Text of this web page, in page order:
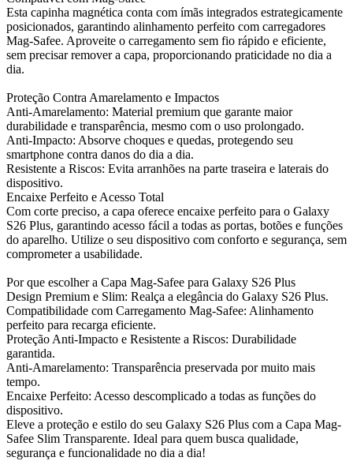
Esta capinha magnética conta com ímãs integrados estrategicamente
posicionados, garantindo alinhamento perfeito com carregadores
Mag-Safee. Aproveite o carregamento sem fio rápido e eficiente,
sem precisar remover a capa, proporcionando praticidade no dia a
dia.
Proteção Contra Amarelamento e Impactos
Anti-Amarelamento: Material premium que garante maior
durabilidade e transparência, mesmo com o uso prolongado.
Anti-Impacto: Absorve choques e quedas, protegendo seu
smartphone contra danos do dia a dia.
Resistente a Riscos: Evita arranhões na parte traseira e laterais do
dispositivo.
Encaixe Perfeito e Acesso Total
Com corte preciso, a capa oferece encaixe perfeito para o Galaxy
S26 Plus, garantindo acesso fácil a todas as portas, botões e funções
do aparelho. Utilize o seu dispositivo com conforto e segurança, sem
comprometer a usabilidade.
Por que escolher a Capa Mag-Safee para Galaxy S26 Plus
Design Premium e Slim: Realça a elegância do Galaxy S26 Plus.
Compatibilidade com Carregamento Mag-Safee: Alinhamento
perfeito para recarga eficiente.
Proteção Anti-Impacto e Resistente a Riscos: Durabilidade
garantida.
Anti-Amarelamento: Transparência preservada por muito mais
tempo.
Encaixe Perfeito: Acesso descomplicado a todas as funções do
dispositivo.
Eleve a proteção e estilo do seu Galaxy S26 Plus com a Capa Mag-
Safee Slim Transparente. Ideal para quem busca qualidade,
segurança e funcionalidade no dia a dia!